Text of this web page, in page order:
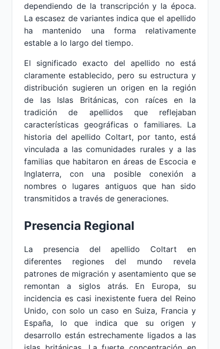
dependiendo de la transcripción y la época.
La escasez de variantes indica que el apellido
ha mantenido una forma relativamente
estable a lo largo del tiempo.
El significado exacto del apellido no está
claramente establecido, pero su estructura y
distribución sugieren un origen en la región
de las Islas Británicas, con raíces en la
tradición de apellidos que reflejaban
características geográficas o familiares. La
historia del apellido Coltart, por tanto, está
vinculada a las comunidades rurales y a las
familias que habitaron en áreas de Escocia e
Inglaterra, con una posible conexión a
nombres o lugares antiguos que han sido
transmitidos a través de generaciones.
Presencia Regional
La presencia del apellido Coltart en
diferentes regiones del mundo revela
patrones de migración y asentamiento que se
remontan a siglos atrás. En Europa, su
incidencia es casi inexistente fuera del Reino
Unido, con solo un caso en Suiza, Francia y
España, lo que indica que su origen y
desarrollo están estrechamente ligados a las